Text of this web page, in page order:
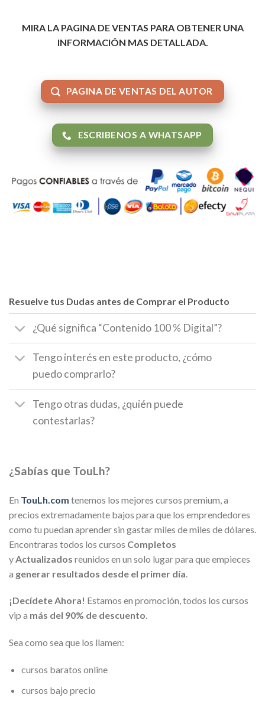
MIRA LA PAGINA DE VENTAS PARA OBTENER UNA
INFORMACIÓN MAS DETALLADA.
PAGINA DE VENTAS DEL AUTOR
ESCRIBENOS A WHATSAPP
Resuelve tus Dudas antes de Comprar el Producto
¿Qué significa “Contenido 100 % Digital”?
Tengo interés en este producto, ¿cómo
puedo comprarlo?
Tengo otras dudas, ¿quién puede
contestarlas?
¿Sabías que TouLh?
En TouLh.com tenemos los mejores cursos premium, a
precios extremadamente bajos para que los emprendedores
como tu puedan aprender sin gastar miles de miles de dólares.
Encontraras todos los cursos Completos
y Actualizados reunidos en un solo lugar para que empieces
a generar resultados desde el primer día
¡Decídete Ahora! Estamos en promoción, todos los cursos
vip a más del 90% de descuento.
Sea como sea que los llamen:
cursos baratos online
cursos bajo precio